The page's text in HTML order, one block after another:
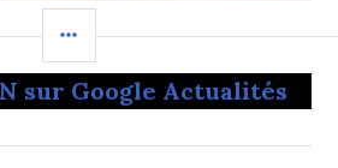
LATÉRALE
sur Google Actualités